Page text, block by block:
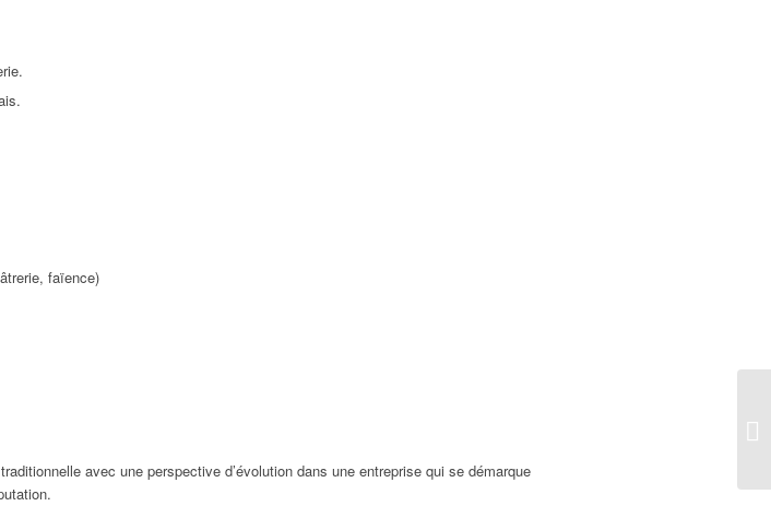
faïence)
avec une perspective d’évolution dans une entreprise qui se démarque